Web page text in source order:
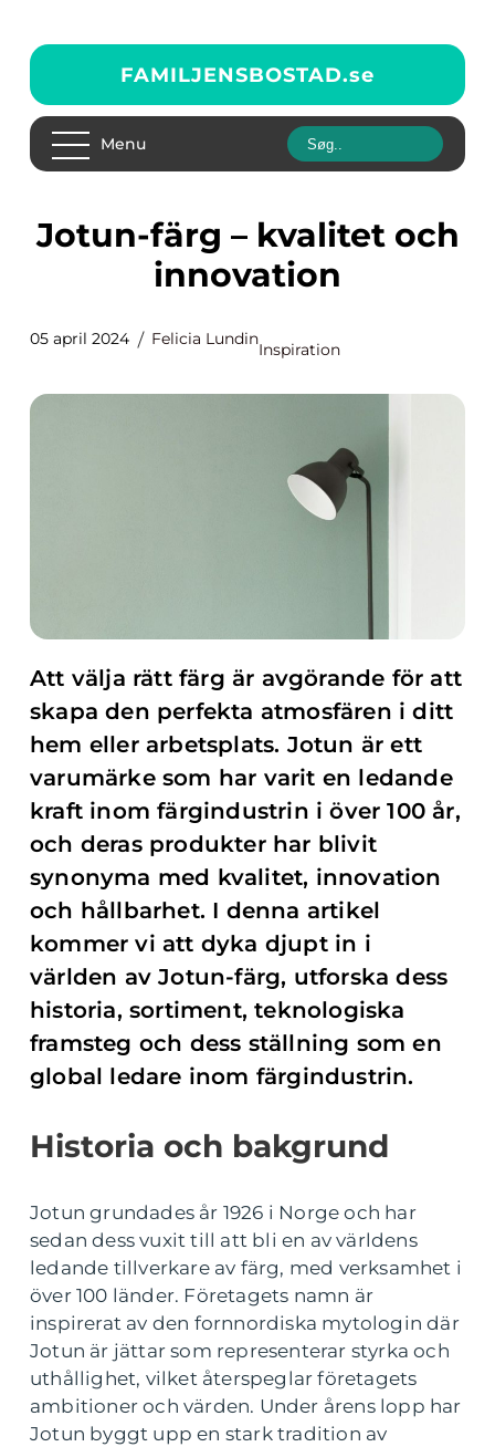
FAMILJENSBOSTAD.se
Menu
Jotun-färg – kvalitet och
innovation
05 april 2024 Felicia Lundin
Inspiration
Att välja rätt färg är avgörande för att
skapa den perfekta atmosfären i ditt
hem eller arbetsplats. Jotun är ett
varumärke som har varit en ledande
kraft inom färgindustrin i över 100 år,
och deras produkter har blivit
synonyma med kvalitet, innovation
och hållbarhet. I denna artikel
kommer vi att dyka djupt in i
världen av Jotun-färg, utforska dess
historia, sortiment, teknologiska
framsteg och dess ställning som en
global ledare inom färgindustrin.
Historia och bakgrund
Jotun grundades år 1926 i Norge och har
sedan dess vuxit till att bli en av världens
ledande tillverkare av färg, med verksamhet i
över 100 länder. Företagets namn är
inspirerat av den fornnordiska mytologin där
Jotun är jättar som representerar styrka och
uthållighet, vilket återspeglar företagets
ambitioner och värden. Under årens lopp har
Jotun byggt upp en stark tradition av